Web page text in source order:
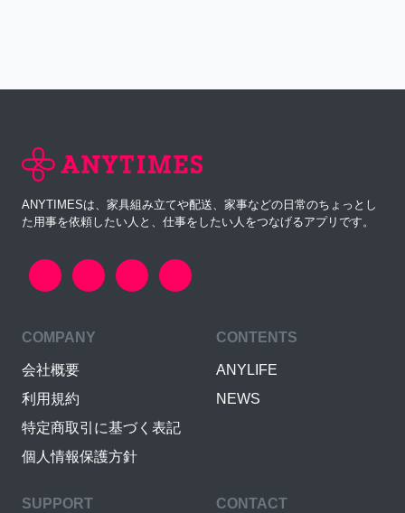
ANYTIMESは、家具組み立てや配送、家事などの日常のちょっとし
た用事を依頼したい人と、仕事をしたい人をつなげるアプリです。
COMPANY
会社概要
利用規約
特定商取引に基づく表記
個人情報保護方針
CONTENTS
ANYLIFE
NEWS
SUPPORT CONTACT